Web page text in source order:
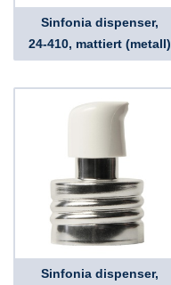
Sinfonia dispenser,
24-410, mattiert (metall)
Sinfonia dispenser,